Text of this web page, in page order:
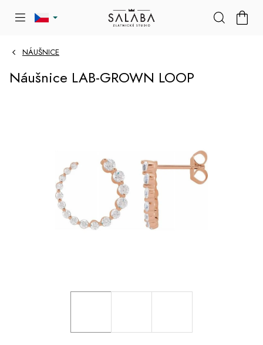
NÁUŠNICE
Náušnice LAB-GROWN LOOP